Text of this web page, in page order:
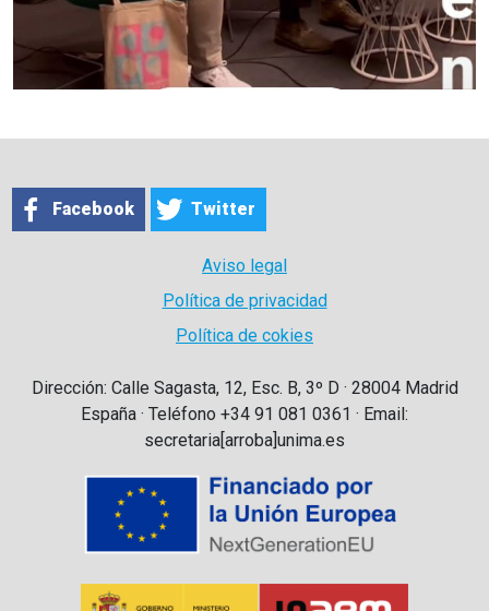
Facebook Twitter
Aviso legal
Política de privacidad
Política de cokies
Dirección: Calle Sagasta, 12, Esc. B, 3º D · 28004 Madrid
España · Teléfono +34 91 081 0361 · Email:
secretaria[arroba]unima.es